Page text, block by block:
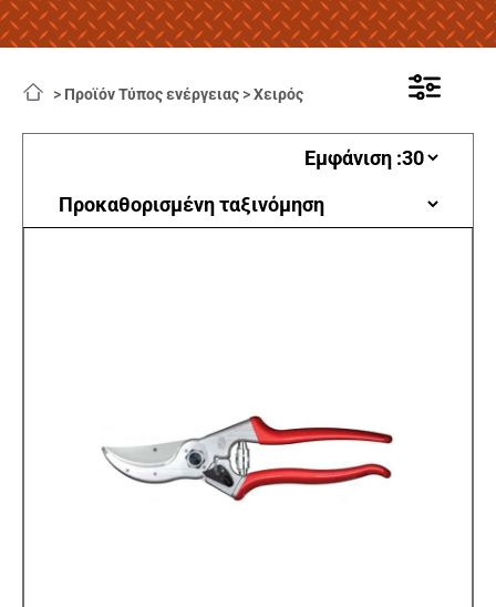
> Προϊόν Τύπος ενέργειας >Χειρός